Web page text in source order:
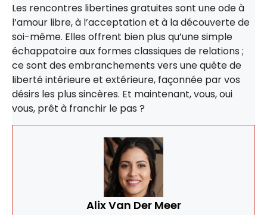
Les rencontres libertines gratuites sont une ode à
l’amour libre, à l’acceptation et à la découverte de
soi-même. Elles offrent bien plus qu’une simple
échappatoire aux formes classiques de relations ;
ce sont des embranchements vers une quête de
liberté intérieure et extérieure, façonnée par vos
désirs les plus sincères. Et maintenant, vous, oui
vous, prêt à franchir le pas ?
Alix Van Der Meer